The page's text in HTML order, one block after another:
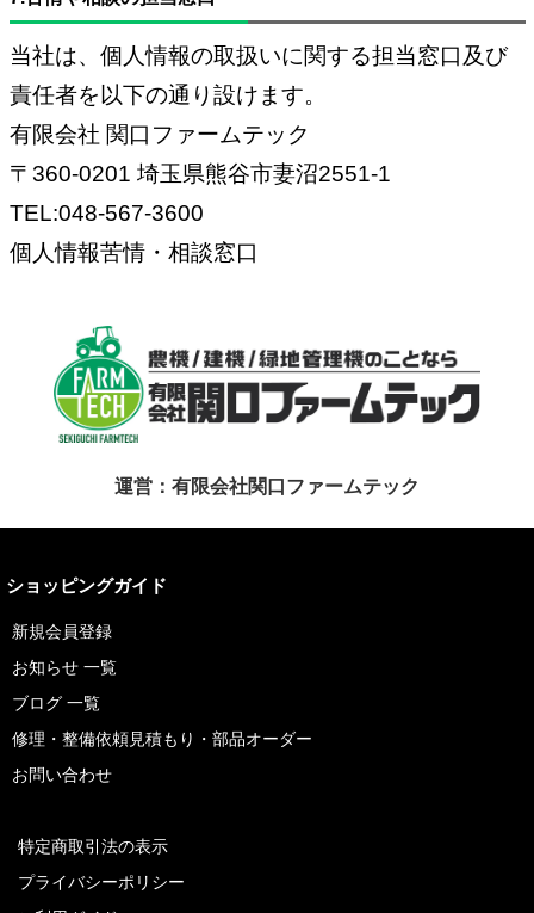
当社は、個人情報の取扱いに関する担当窓口及び
責任者を以下の通り設けます。
有限会社 関口ファームテック
〒360-0201 埼玉県熊谷市妻沼2551-1
TEL:048-567-3600
個人情報苦情・相談窓口
運営：有限会社関口ファームテック
ショッピングガイド
新規会員登録
お知らせ 一覧
ブログ 一覧
修理・整備依頼見積もり・部品オーダー
お問い合わせ
特定商取引法の表示
プライバシーポリシー